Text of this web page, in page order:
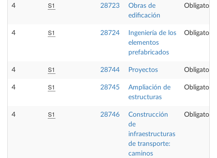
4 S1 28723
Obras de
edificación
Obligatoria
4 S1 28724
Ingeniería de los
elementos
prefabricados
Obligatoria
4 S1 28744 Proyectos Obligatoria
4 S1 28745
Ampliación de
estructuras
Obligatoria
4 S1 28746
Construcción
de
infraestructuras
de transporte:
caminos
Obligatoria